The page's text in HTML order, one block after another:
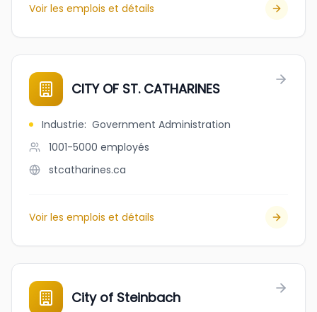
Voir les emplois et détails
CITY OF ST. CATHARINES
Industrie: Government Administration
1001-5000 employés
stcatharines.ca
Voir les emplois et détails
City of Steinbach